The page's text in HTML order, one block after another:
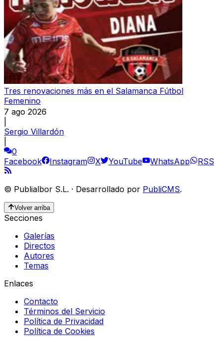
Tres renovaciones más en el Salamanca Fútbol
Femenino
7 ago 2026
Sergio Villardón
0
Facebook
Instagram X YouTube WhatsApp RSS
© Publialbor S.L. · Desarrollado por PubliCMS.
Volver arriba
Secciones
Galerías
Directos
Autores
Temas
Enlaces
Contacto
Términos del Servicio
Política de Privacidad
Política de Cookies